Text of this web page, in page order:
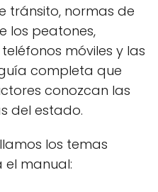
tránsito, normas de
los peatones,
móviles y las
completa que
conozcan las
del estado.
los temas
manual: